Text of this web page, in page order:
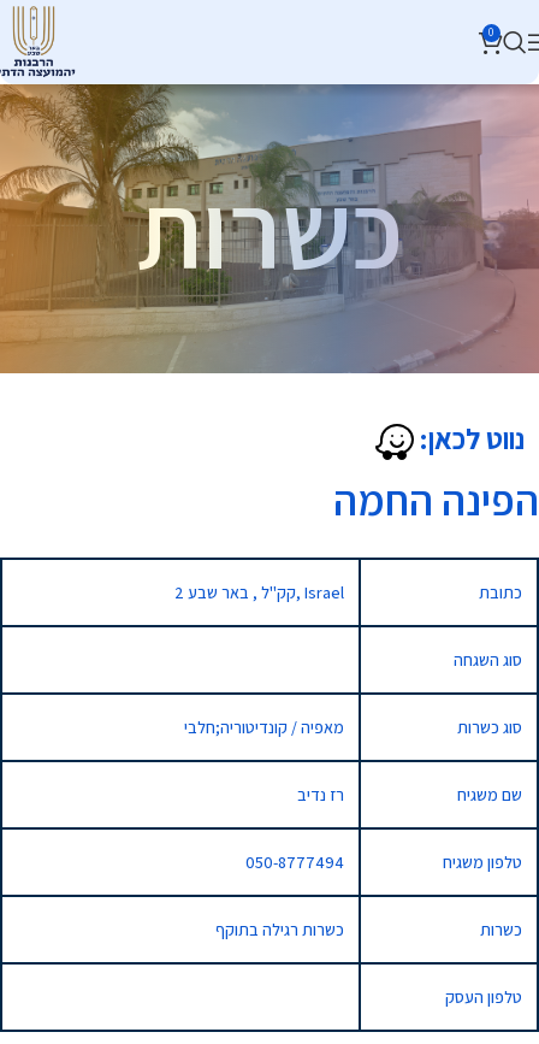
0
כשרות
נווט לכאן:
הפינה החמה
כתובת 2 קק"ל , באר שבע, Israel
סוג השגחה
סוג כשרות מאפיה / קונדיטוריה;חלבי
שם משגיח רז נדיב
טלפון משגיח 050-8777494
כשרות כשרות רגילה בתוקף
טלפון העסק